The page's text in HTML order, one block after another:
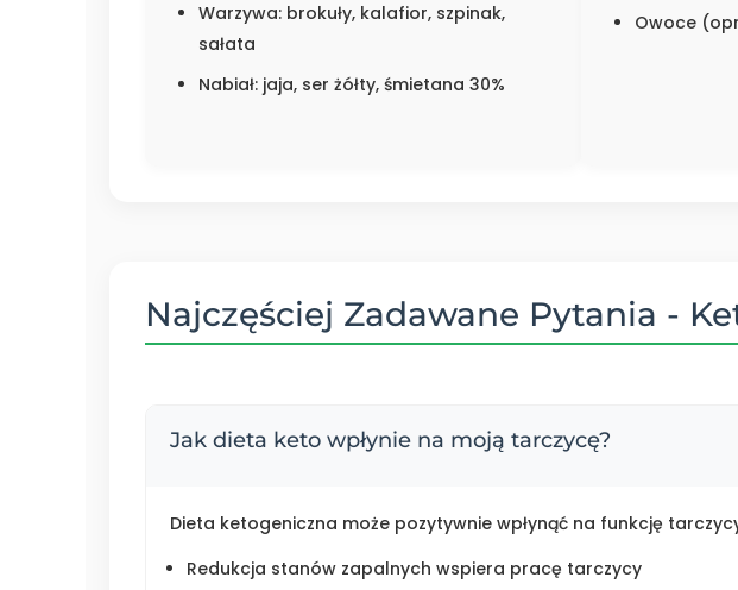
Warzywa: brokuły, kalafior, szpinak,
sałata
Nabiał: jaja, ser żółty, śmietana 30%
Owoce
Najczęściej Zadawane Pytania -
Jak dieta keto wpłynie na moją tarczycę?
Dieta ketogeniczna może pozytywnie wpłynąć na funkcję
Redukcja stanów zapalnych wspiera pracę tarczycy